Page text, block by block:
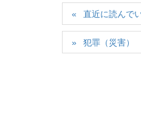
直近に読んで
犯罪（災害）